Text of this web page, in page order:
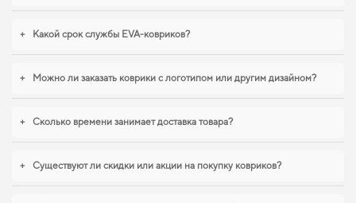
+ Какой срок службы EVA-ковриков?
+ Можно ли заказать коврики с логотипом или другим дизайном?
+ Сколько времени занимает доставка товара?
+ Существуют ли скидки или акции на покупку ковриков?